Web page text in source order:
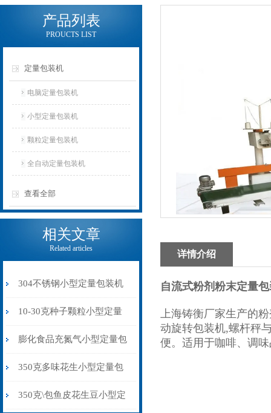
产品列表
PROUCTS LIST
定量包装机
电脑定量包装机
小型定量包装机
颗粒定量包装机
全自动定量包装机
查看全部
相关文章
Related articles
304不锈钢小型定量包装机
食品杂粮中药粉打包机
10-30克种子颗粒小型定量
包装机称重制袋封口
膨化食品充氮气小型定量包
装机厂家价格
350克多味花生小型定量包
装机背封品牌
350克\包鱼皮花生豆小型定
详情介绍
自流式粉剂粉末定量
上海铸衡厂家生产的
动旋转包装机,螺杆秤
便。适用于咖啡、调